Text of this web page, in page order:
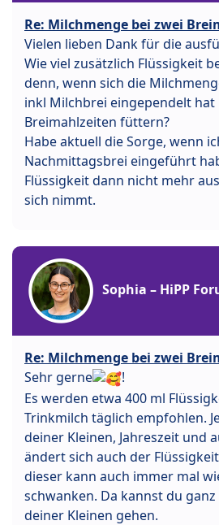
Re: Milchmenge bei zwei
Vielen lieben Dank für die
Wie viel zusätzlich Flüssigkeit
denn, wenn sich die
inkl Milchbrei eingependelt hat
Breimahlzeiten füttern?
Habe aktuell die Sorge, wenn
Nachmittagsbrei eingeführt
Flüssigkeit dann nicht mehr
sich nimmt.
Sophia – HiPP
Re: Milchmenge bei zwei
Sehr gerne
!
Es werden etwa 400 ml
Trinkmilch täglich empfohlen.
deiner Kleinen, Jahreszeit und
ändert sich auch der
dieser kann auch immer mal
schwanken. Da kannst du
deiner Kleinen gehen.